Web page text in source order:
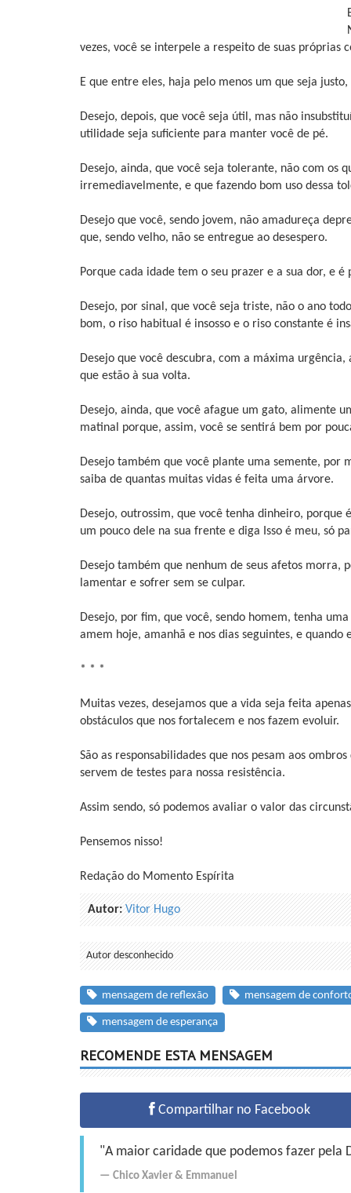
vezes, você se interpele a respeito de suas próprias
E que entre eles, haja pelo menos um que seja
Desejo, depois, que você seja útil, mas não
utilidade seja suficiente para manter você de pé.
Desejo, ainda, que você seja tolerante, não com os
irremediavelmente, e que fazendo bom uso dessa
Desejo que você, sendo jovem, não amadureça
que, sendo velho, não se entregue ao desespero.
Porque cada idade tem o seu prazer e a sua dor, e
Desejo, por sinal, que você seja triste, não o ano
bom, o riso habitual é insosso e o riso constante é
Desejo que você descubra, com a máxima
que estão à sua volta.
Desejo, ainda, que você afague um gato, alimente
matinal porque, assim, você se sentirá bem por
Desejo também que você plante uma semente, por
saiba de quantas muitas vidas é feita uma árvore.
Desejo, outrossim, que você tenha dinheiro, porque
um pouco dele na sua frente e diga Isso é meu, só
Desejo também que nenhum de seus afetos morra,
lamentar e sofrer sem se culpar.
Desejo, por fim, que você, sendo homem, tenha
amem hoje, amanhã e nos dias seguintes, e
* * *
Muitas vezes, desejamos que a vida seja feita
obstáculos que nos fortalecem e nos fazem evoluir.
São as responsabilidades que nos pesam aos
servem de testes para nossa resistência.
Assim sendo, só podemos avaliar o valor das
Pensemos nisso!
Redação do Momento Espírita
Autor:Vitor Hugo
Autor desconhecido
mensagem de reflexão mensagem de
mensagem de esperança
RECOMENDE ESTA MENSAGEM
Compartilhar no Facebook
"A maior caridade que podemos fazer pela
Chico Xavier & Emmanuel